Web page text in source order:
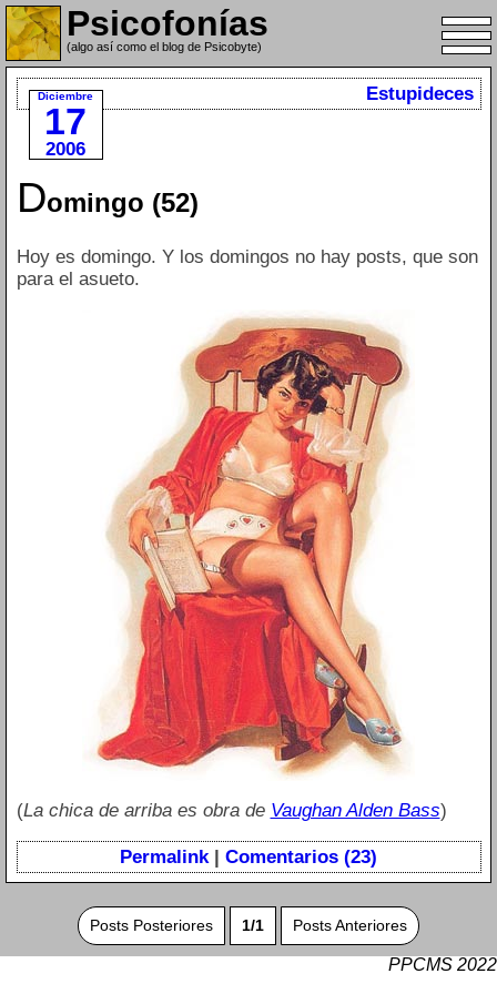
Psicofonías
(algo así como el blog de Psicobyte)
Diciembre
17
2006
Estupideces
Domingo (52)
Hoy es domingo. Y los domingos no hay posts, que son
para el asueto.
(La chica de arriba es obra de Vaughan Alden Bass)
Permalink | Comentarios (23)
Posts Posteriores 1/1 Posts Anteriores
PPCMS 2022